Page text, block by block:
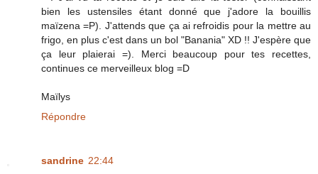
bien les ustensiles étant donné que j'adore la bouillis
maïzena =P). J'attends que ça ai refroidis pour la mettre au
frigo, en plus c'est dans un bol "Banania" XD !! J'espère que
ça leur plaierai =). Merci beaucoup pour tes recettes,
continues ce merveilleux blog =D
Maïlys
Répondre
sandrine 22:44